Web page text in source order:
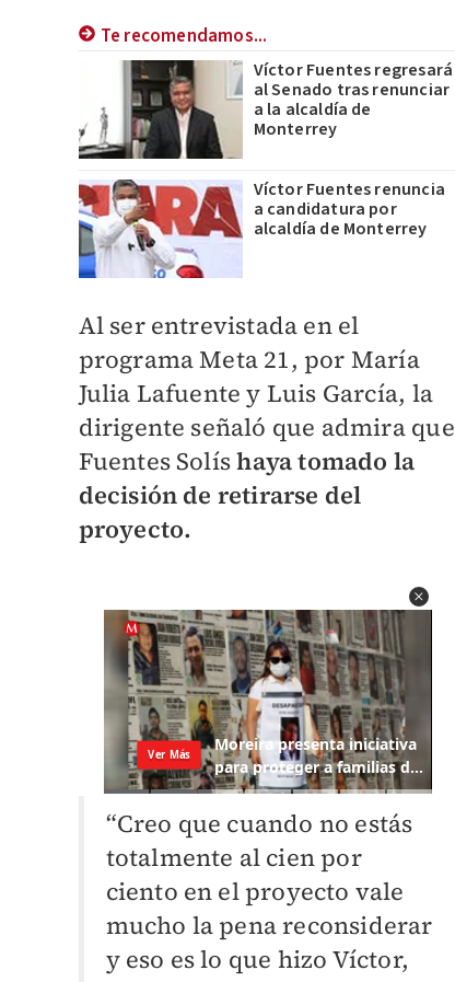
Te recomendamos...
Víctor Fuentes regresará
al Senado tras renunciar
a la alcaldía de
Monterrey
Víctor Fuentes renuncia
a candidatura por
alcaldía de Monterrey
Al ser entrevistada en el
programa Meta 21, por María
Julia Lafuente y Luis García, la
dirigente señaló que admira que
Fuentes Solíshaya tomado la
decisión de retirarse del
proyecto.
“Creo que cuando no estás
totalmente al cien por
ciento en el proyecto vale
mucho la pena reconsiderar
y eso es lo que hizo Víctor,